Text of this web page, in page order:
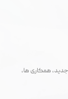
همکاری ها،